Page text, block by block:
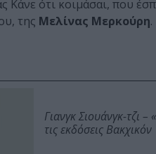
Κάνε ότι κοιμάσαι, που
της Μελίνας Μερκούρη.
Γιανγκ Σιουάνγκ-τζι
τις εκδόσεις Βακχικόν